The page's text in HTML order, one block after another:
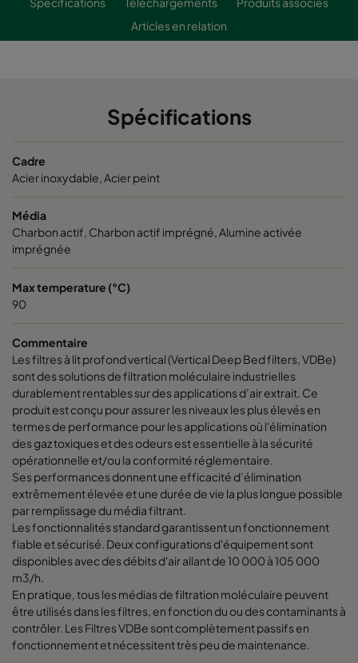
Articles en relation
Spécifications
Cadre
Acier inoxydable, Acier peint
Média
Charbon actif, Charbon actif imprégné, Alumine activée
imprégnée
Max temperature (°C)
90
Commentaire
Les filtres à lit profond vertical (Vertical Deep Bed filters, VDBe)
sont des solutions de filtration moléculaire industrielles
durablement rentables sur des applications d’air extrait. Ce
produit est conçu pour assurer les niveaux les plus élevés en
termes de performance pour les applications où l'élimination
des gaz toxiques et des odeurs est essentielle à la sécurité
opérationnelle et/ou la conformité réglementaire.
Ses performances donnent une efficacité d’élimination
extrêmement élevée et une durée de vie la plus longue possible
par remplissage du média filtrant.
Les fonctionnalités standard garantissent un fonctionnement
fiable et sécurisé. Deux configurations d'équipement sont
disponibles avec des débits d'air allant de 10 000 à 105 000
m3/h.
En pratique, tous les médias de filtration moléculaire peuvent
être utilisés dans les filtres, en fonction du ou des contaminants à
contrôler. Les Filtres VDBe sont complètement passifs en
fonctionnement et nécessitent très peu de maintenance.